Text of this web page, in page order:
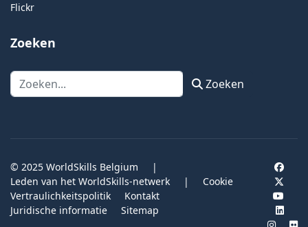
Flickr
Zoeken
Zoeken Zoeken
© 2025 WorldSkills Belgium
|
Leden van het WorldSkills-netwerk
|
Cookie
Vertraulichkeitspolitik
Kontakt
Juridische informatie
Sitemap